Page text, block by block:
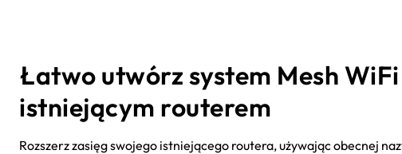
Łatwo utwórz system Mesh WiFi
istniejącym routerem
Rozszerz zasięg swojego istniejącego routera, używając obecnej